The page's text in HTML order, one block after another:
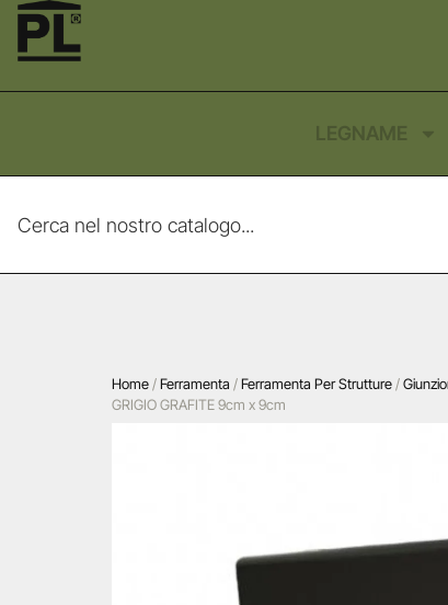
LEGNAME
Home /Ferramenta /Ferramenta Per Strutture /
GRIGIO GRAFITE 9cm x 9cm